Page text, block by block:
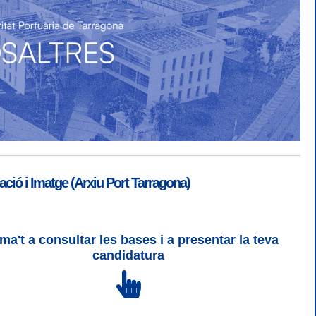
| Login
| WCAG 2 i WW3C
i Imatge (Arxiu Port Tarragona)
a consultar les bases i a presentar la teva
candidatura